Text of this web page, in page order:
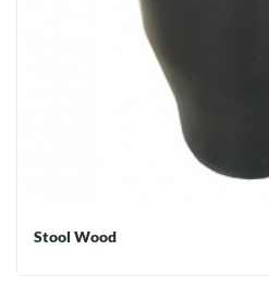
Stool Wood